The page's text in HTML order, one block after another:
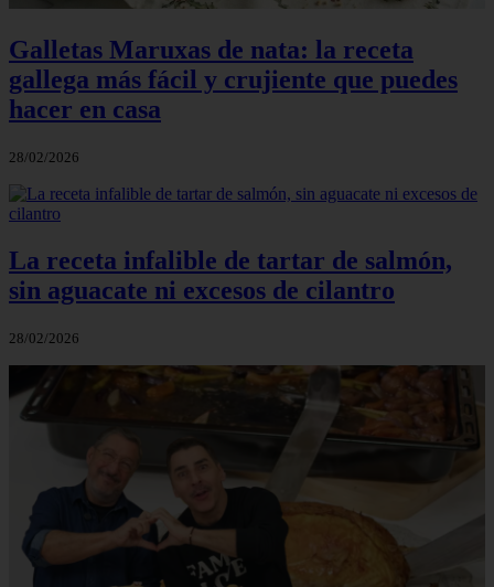
Galletas Maruxas de nata: la receta
gallega más fácil y crujiente que puedes
hacer en casa
28/02/2026
La receta infalible de tartar de salmón,
sin aguacate ni excesos de cilantro
28/02/2026